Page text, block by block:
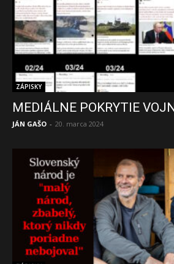
ZÁPISKY
MEDIÁLNE POKRYTIE
JÁN GAŠO - 20. marca 2024